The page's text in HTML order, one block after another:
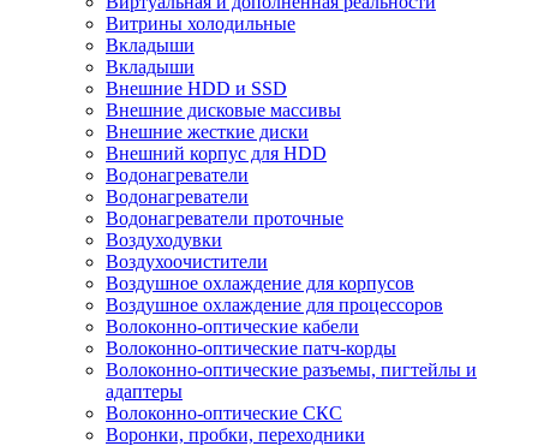
Витрины холодильные
Вкладыши
Вкладыши
Внешние HDD и SSD
Внешние дисковые массивы
Внешние жесткие диски
Внешний корпус для HDD
Водонагреватели
Водонагреватели
Водонагреватели проточные
Воздуходувки
Воздухоочистители
Воздушное охлаждение для корпусов
Воздушное охлаждение для процессоров
Волоконно-оптические кабели
Волоконно-оптические патч-корды
Волоконно-оптические разъемы, пигтейлы и
адаптеры
Волоконно-оптические СКС
Воронки, пробки, переходники